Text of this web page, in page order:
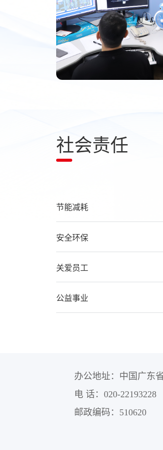
社会责任
节能减耗
安全环保
关爱员工
公益事业
办公地址：中国广东
电 话：020-
邮政编码：510620